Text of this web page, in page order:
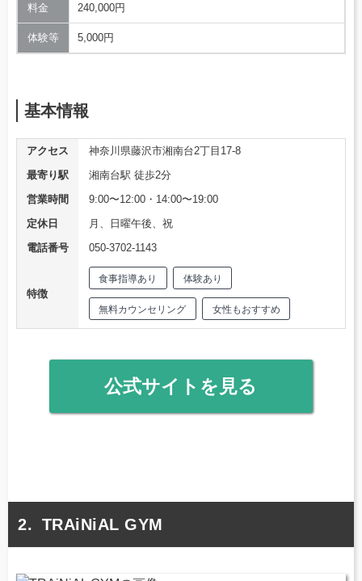
料金 240,000円
体験等 5,000円
基本情報
アクセス
神奈川県藤沢市湘南台2丁目17-8
最寄り駅
湘南台駅 徒歩2分
営業時間
9:00〜12:00・14:00〜19:00
定休日
月、日曜午後、祝
電話番号
050-3702-1143
特徴
食事指導あり 体験あり
無料カウンセリング 女性もおすすめ
公式サイトを見る
TRAiNiAL GYM